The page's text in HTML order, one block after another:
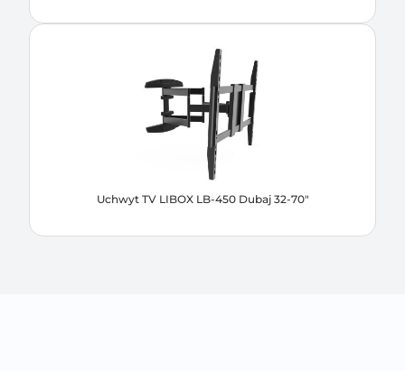
Uchwyt TV LIBOX LB-450 Dubaj 32-70"